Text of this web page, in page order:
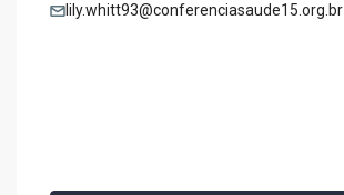
lily.whitt93@conferenciasaude15.org.br